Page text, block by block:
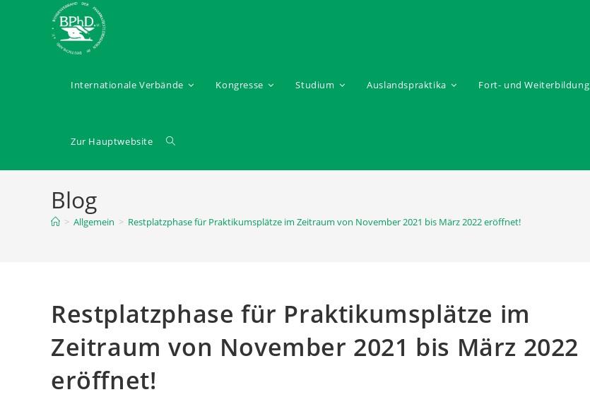
Internationale Verbände Kongresse Studium Auslandspraktika Fort- und Weiterbildung
Zur Hauptwebsite
Blog
> Allgemein > Restplatzphase für Praktikumsplätze im Zeitraum von November 2021 bis März 2022 eröffnet!
Restplatzphase für Praktikumsplätze im
Zeitraum von November 2021 bis März 2022
eröffnet!